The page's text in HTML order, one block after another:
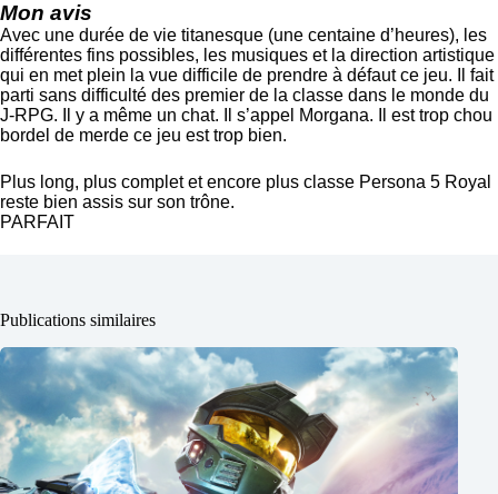
Mon avis
Avec une durée de vie titanesque (une centaine d’heures), les
différentes fins possibles, les musiques et la direction artistique
qui en met plein la vue difficile de prendre à défaut ce jeu. Il fait
parti sans difficulté des premier de la classe dans le monde du
J-RPG. Il y a même un chat. Il s’appel Morgana. Il est trop chou
bordel de merde ce jeu est trop bien.
Plus long, plus complet et encore plus classe Persona 5 Royal
reste bien assis sur son trône.
PARFAIT
Publications similaires